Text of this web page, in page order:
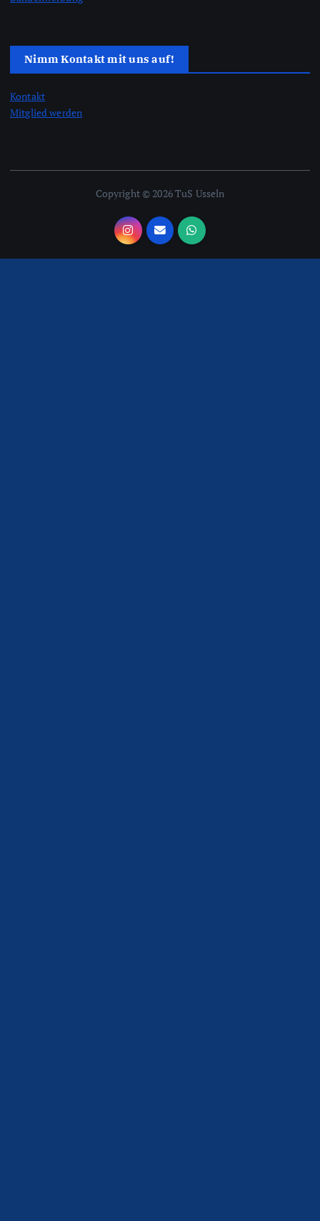
Nimm Kontakt mit uns auf!
Kontakt
Mitglied werden
Copyright © 2026 TuS Usseln